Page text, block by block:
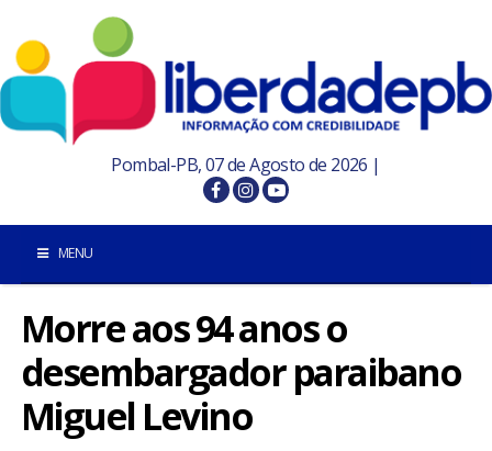
Pombal-PB, 07 de Agosto de 2026 |
MENU
INÍCIO
POMBAL E REGIÃO
PARAÍBA
Morre aos 94 anos o
desembargador paraibano
Miguel Levino